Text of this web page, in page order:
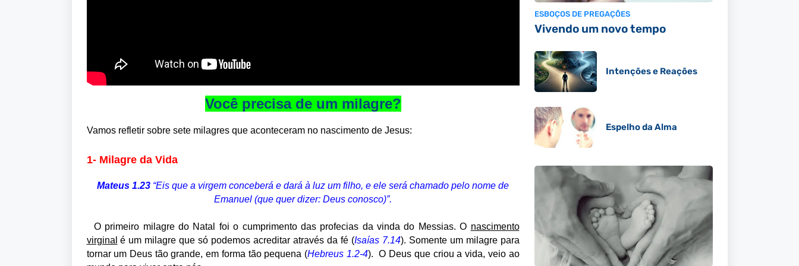
Você precisa de um milagre?
Vamos refletir sobre sete milagres que aconteceram no nascimento de Jesus:
1- Milagre da Vida
Mateus 1.23 “Eis que a virgem conceberá e dará à luz um filho, e ele será chamado pelo nome de
Emanuel (que quer dizer: Deus conosco)”.
O primeiro milagre do Natal foi o cumprimento das profecias da vinda do Messias. O nascimento
virginal é um milagre que só podemos acreditar através da fé (Isaías 7.14). Somente um milagre para
tornar um Deus tão grande, em forma tão pequena (Hebreus 1.2-4). O Deus que criou a vida, veio ao
ESBOÇOS DE PREGAÇÕES
Vivendo um novo tempo
Intenções e Reações
Espelho da Alma